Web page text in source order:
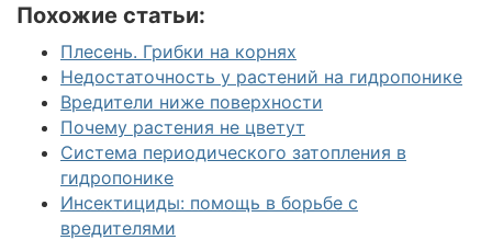
Похожие статьи:
Плесень. Грибки на корнях
Недостаточность у растений на гидропонике
Вредители ниже поверхности
Почему растения не цветут
Система периодического затопления в
гидропонике
Инсектициды: помощь в борьбе с
вредителями